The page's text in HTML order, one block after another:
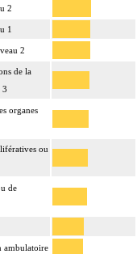
2
1
2
de la
3
organes
ou
de
ambulatoire